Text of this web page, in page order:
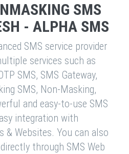
SMS
- ALPHA SMS
SMS service provider
services such as
SMS, SMS Gateway,
SMS, Non-Masking,
and easy-to-use SMS
integration with
& Websites. You can also
through SMS Web